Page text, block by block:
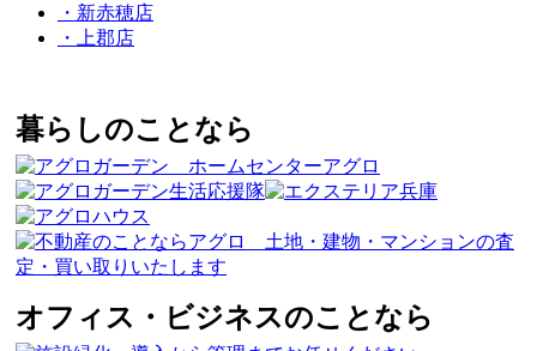
・新赤穂店
・上郡店
暮らしのことなら
オフィス・ビジネスのことなら